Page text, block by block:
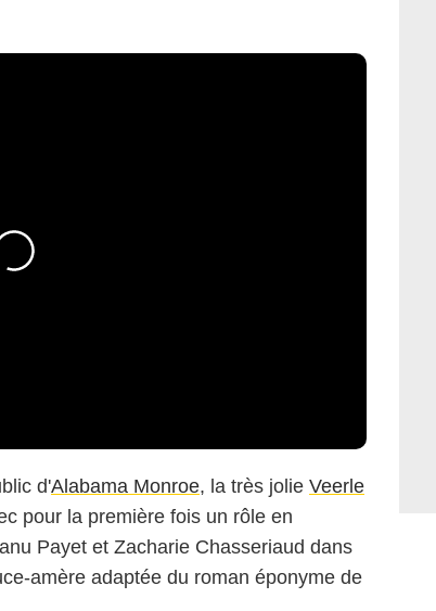
d'Alabama Monroe, la très jolie Veerle
pour la première fois un rôle en
Payet et Zacharie Chasseriaud dans
amère adaptée du roman éponyme de